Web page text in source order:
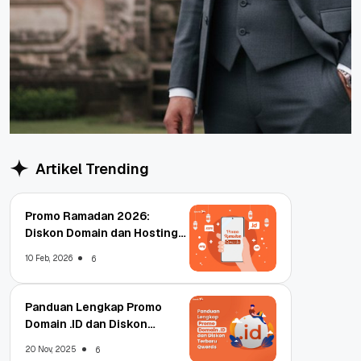
Artikel Trending
Promo Ramadan 2026:
Diskon Domain dan Hosting
10 Feb, 2026 6
Panduan Lengkap Promo
Domain .ID dan Diskon
20 Nov, 2025 6